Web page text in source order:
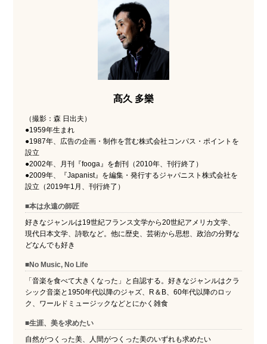
髙久 多樂
（撮影：森 日出夫）
●1959年生まれ
●1987年、広告の企画・制作を営む株式会社コンパス・ポイントを
設立
●2002年、月刊『fooga』を創刊（2010年、刊行終了）
●2009年、『Japanist』を編集・発行するジャパニスト株式会社を
設立（2019年1月、刊行終了）
■本は永遠の師匠
好きなジャンルは19世紀フランス文学から20世紀アメリカ文学、
現代日本文学、詩歌など。他に歴史、芸術から思想、政治の分野な
どなんでも好き
■No Music, No Life
「音楽を食べて大きくなった」と自認する。好きなジャンルはクラ
シック音楽と1950年代以降のジャズ、R＆B、60年代以降のロッ
ク、ワールドミュージックなどとにかく雑食
■生涯、美を求めたい
自然がつくった美、人間がつくった美のいずれも求めたい